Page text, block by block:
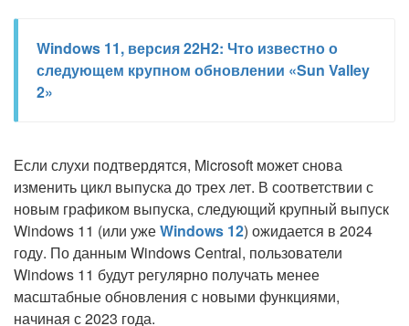
Windows 11, версия 22H2: Что известно о
следующем крупном обновлении «Sun Valley
2»
Если слухи подтвердятся, Microsoft может снова
изменить цикл выпуска до трех лет. В соответствии с
новым графиком выпуска, следующий крупный выпуск
Windows 11 (или ужеWindows 12) ожидается в 2024
году. По данным Windows Central, пользователи
Windows 11 будут регулярно получать менее
масштабные обновления с новыми функциями,
начиная с 2023 года.